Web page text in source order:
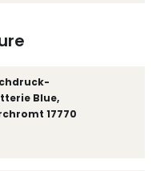
Blue,
17770